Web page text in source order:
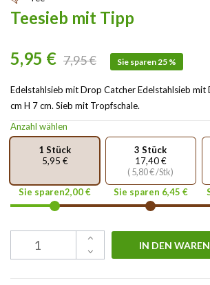
Teesieb mit Tipp
5,95 € 7,95 € Sie sparen 25 %
Edelstahlsieb mit Drop Catcher Edelstahlsieb
cm H 7 cm. Sieb mit Tropfschale.
Anzahl wählen
1 Stück
5,95 €
Sie sparen2,00 €
3 Stück
17,40 €
( 5,80 € /Stk)
Sie sparen 6,45 €
IN DEN